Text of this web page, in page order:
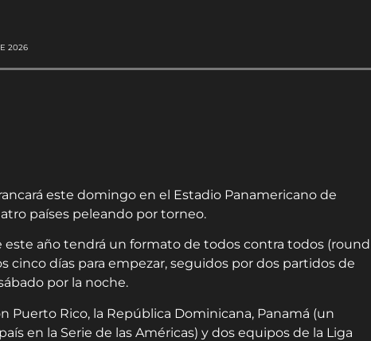
2026
este domingo en el Estadio Panamericano de
países peleando por torneo.
año tendrá un formato de todos contra todos (round
cinco días para empezar, seguidos por dos partidos de
por la noche.
Puerto Rico, la República Dominicana, Panamá (un
en la Serie de las Américas) y dos equipos de la Liga